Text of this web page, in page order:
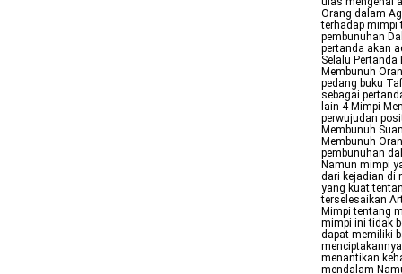
Orang dalam
terhadap mimpi
pembunuhan
pertanda akan
Selalu
Membunuh
pedang buku
sebagai
lain 4 Mimpi
perwujudan
Membunuh
Membunuh
pembunuhan
Namun mimpi
dari kejadian di
yang kuat
terselesaikan
Mimpi tentang
mimpi ini tidak
dapat memiliki
menantikan
mendalam